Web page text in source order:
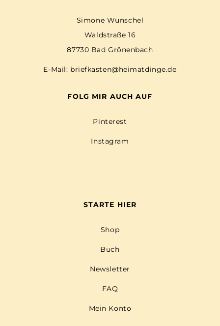
Simone Wunschel
Waldstraße 16
87730 Bad Grönenbach
E-Mail: briefkasten@heimatdinge.de
FOLG MIR AUCH AUF
Pinterest
Instagram
STARTE HIER
Shop
Buch
Newsletter
FAQ
Mein Konto